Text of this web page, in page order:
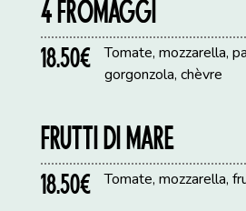
4 FROMAGGI
18.50€
Tomate, mozzarella,
gorgonzola, chèvre
FRUTTI DI MARE
18.50€ Tomate, mozzarella,